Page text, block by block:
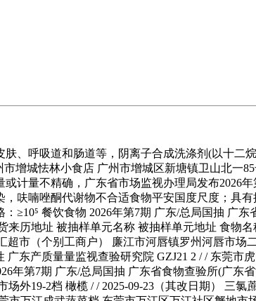
吸道和肠道等，阴离子合成洗涤剂(以十二烷
增城怯林小食店 广州市增城区新塘镇卫山北一
计量不精确，广东省市场监视办理局发布2026
呋喃唑酮代谢物不合适食物平安国度尺度；具
≥10⁵ 餐饮食物 2026年第7期 广东/总局国抽 广
历地址 被抽样单元名称 被抽样单元地址 食物
市（个别工商户） 廉江市河唇镇罗州河唇市场
东产质量量监视查验研究院 GZJ21 2 / / 东莞市
年第7期 广东/总局国抽 广东省食物查验所(广东
外19-2档 橄榄 / / 2025-09-23（其改日期） 三